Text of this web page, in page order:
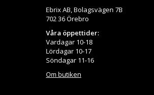
Ebrix AB, Bolagsvägen 7B
702 36 Örebro
Våra öppettider:
Vardagar 10-18
Lördagar 10-17
Söndagar 11-16
Om butiken